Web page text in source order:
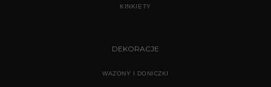
KINKIETY
DEKORACJE
WAZONY I DONICZKI